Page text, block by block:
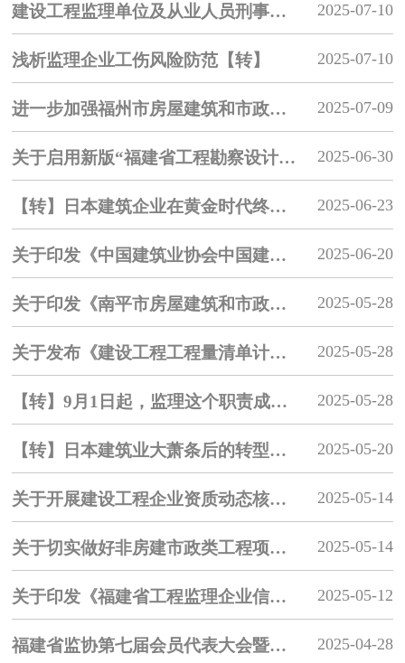
建设工程监理单位及从业人员刑事法律风险防范【转】 2025-07-10
浅析监理企业工伤风险防范【转】 2025-07-10
进一步加强福州市房屋建筑和市政基础设施项目工程总承包管理规定【福州建设局】 2025-07-09
关于启用新版“福建省工程勘察设计企业信用评价系统”的通知 2025-06-30
【转】日本建筑企业在黄金时代终结后的转型之路 2025-06-23
关于印发《中国建筑业协会中国建设工程鲁班奖（国家优质工程）评选办法(2025年修订)》的通知 2025-06-20
关于印发《南平市房屋建筑和市政基础设施工程“评定分离”实施办法（试行）》的通知【南平住建局】 2025-05-28
关于发布《建设工程工程量清单计价标准》的公告【住建部】 2025-05-28
【转】9月1日起，监理这个职责成为历史！ 2025-05-28
【转】日本建筑业大萧条后的转型路径与借鉴启示 2025-05-20
关于开展建设工程企业资质动态核查有关事项的通知【福建住建厅】 2025-05-14
关于切实做好非房建市政类工程项目数据管理工作的补充通知【福建住建厅】 2025-05-14
关于印发《福建省工程监理企业信用综合评价办法》及配套评价标准（2025年版）的通知 2025-05-12
福建省监协第七届会员代表大会暨第一次理事会(监事会）在榕召开 2025-04-28